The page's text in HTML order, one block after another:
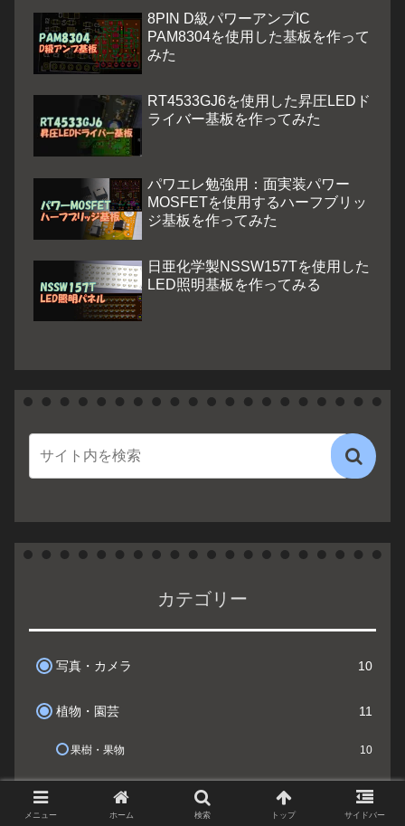
8PIN D級パワーアンプIC
PAM8304を使用した基板を作って
みた
RT4533GJ6を使用した昇圧LEDド
ライバー基板を作ってみた
パワエレ勉強用：面実装パワー
MOSFETを使用するハーフブリッ
ジ基板を作ってみた
日亜化学製NSSW157Tを使用した
LED照明基板を作ってみる
カテゴリー
写真・カメラ 10
植物・園芸 11
果樹・果物 10
10
メニュー ホーム 検索 トップ サイドバー